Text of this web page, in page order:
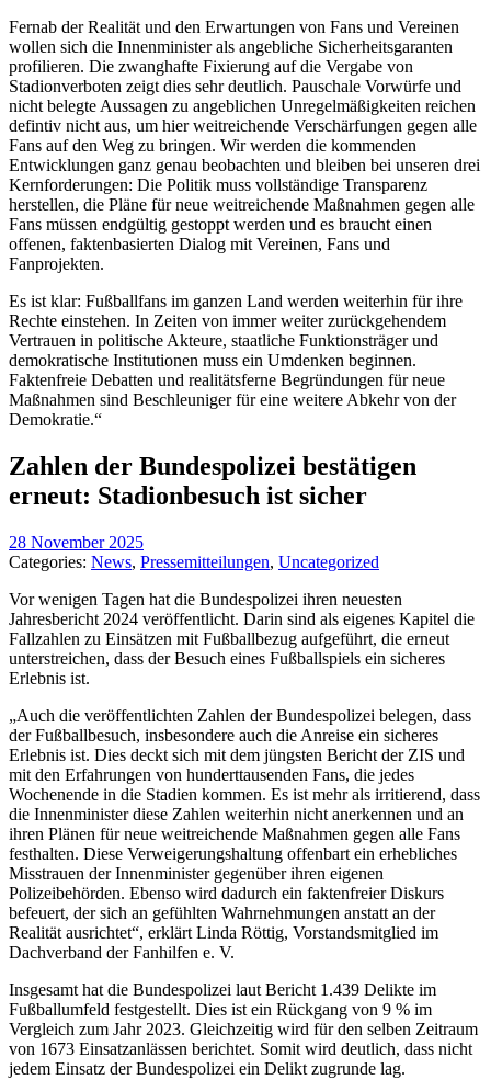
Fernab der Realität und den Erwartungen von Fans und Vereinen
wollen sich die Innenminister als angebliche Sicherheitsgaranten
profilieren. Die zwanghafte Fixierung auf die Vergabe von
Stadionverboten zeigt dies sehr deutlich. Pauschale Vorwürfe und
nicht belegte Aussagen zu angeblichen Unregelmäßigkeiten reichen
defintiv nicht aus, um hier weitreichende Verschärfungen gegen alle
Fans auf den Weg zu bringen. Wir werden die kommenden
Entwicklungen ganz genau beobachten und bleiben bei unseren drei
Kernforderungen: Die Politik muss vollständige Transparenz
herstellen, die Pläne für neue weitreichende Maßnahmen gegen alle
Fans müssen endgültig gestoppt werden und es braucht einen
offenen, faktenbasierten Dialog mit Vereinen, Fans und
Fanprojekten.
Es ist klar: Fußballfans im ganzen Land werden weiterhin für ihre
Rechte einstehen. In Zeiten von immer weiter zurückgehendem
Vertrauen in politische Akteure, staatliche Funktionsträger und
demokratische Institutionen muss ein Umdenken beginnen.
Faktenfreie Debatten und realitätsferne Begründungen für neue
Maßnahmen sind Beschleuniger für eine weitere Abkehr von der
Demokratie.“
Zahlen der Bundespolizei bestätigen
erneut: Stadionbesuch ist sicher
28 November 2025
Categories: News, Pressemitteilungen, Uncategorized
Vor wenigen Tagen hat die Bundespolizei ihren neuesten
Jahresbericht 2024 veröffentlicht. Darin sind als eigenes Kapitel die
Fallzahlen zu Einsätzen mit Fußballbezug aufgeführt, die erneut
unterstreichen, dass der Besuch eines Fußballspiels ein sicheres
Erlebnis ist.
„Auch die veröffentlichten Zahlen der Bundespolizei belegen, dass
der Fußballbesuch, insbesondere auch die Anreise ein sicheres
Erlebnis ist. Dies deckt sich mit dem jüngsten Bericht der ZIS und
mit den Erfahrungen von hunderttausenden Fans, die jedes
Wochenende in die Stadien kommen. Es ist mehr als irritierend, dass
die Innenminister diese Zahlen weiterhin nicht anerkennen und an
ihren Plänen für neue weitreichende Maßnahmen gegen alle Fans
festhalten. Diese Verweigerungshaltung offenbart ein erhebliches
Misstrauen der Innenminister gegenüber ihren eigenen
Polizeibehörden. Ebenso wird dadurch ein faktenfreier Diskurs
befeuert, der sich an gefühlten Wahrnehmungen anstatt an der
Realität ausrichtet“, erklärt Linda Röttig, Vorstandsmitglied im
Dachverband der Fanhilfen e. V.
Insgesamt hat die Bundespolizei laut Bericht 1.439 Delikte im
Fußballumfeld festgestellt. Dies ist ein Rückgang von 9 % im
Vergleich zum Jahr 2023. Gleichzeitig wird für den selben Zeitraum
von 1673 Einsatzanlässen berichtet. Somit wird deutlich, dass nicht
jedem Einsatz der Bundespolizei ein Delikt zugrunde lag.